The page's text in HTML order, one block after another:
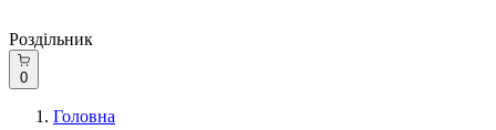
Роздільник
0
Головна